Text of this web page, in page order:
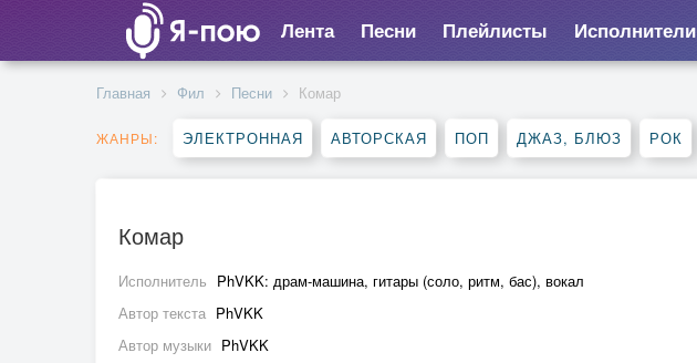
Лента Песни Плейлисты Исполнители
Главная Фил Песни Комар
ЖАНРЫ: ЭЛЕКТРОННАЯ АВТОРСКАЯ ПОП ДЖАЗ, БЛЮЗ РОК
Комар
Исполнитель PhVKK: драм-машина, гитары (соло, ритм, бас), вокал
Автор текста PhVKK
Автор музыки PhVKK